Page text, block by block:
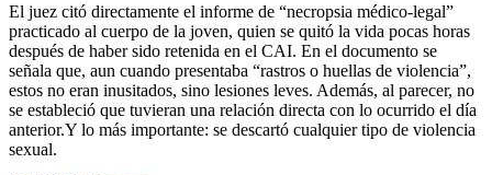
El juez citó directamente el informe de “necropsia médico-legal”
practicado al cuerpo de la joven, quien se quitó la vida pocas horas
después de haber sido retenida en el CAI. En el documento se
señala que, aun cuando presentaba “rastros o huellas de violencia”,
estos no eran inusitados, sino lesiones leves. Además, al parecer, no
se estableció que tuvieran una relación directa con lo ocurrido el día
anterior.Y lo más importante: se descartó cualquier tipo de violencia
sexual.